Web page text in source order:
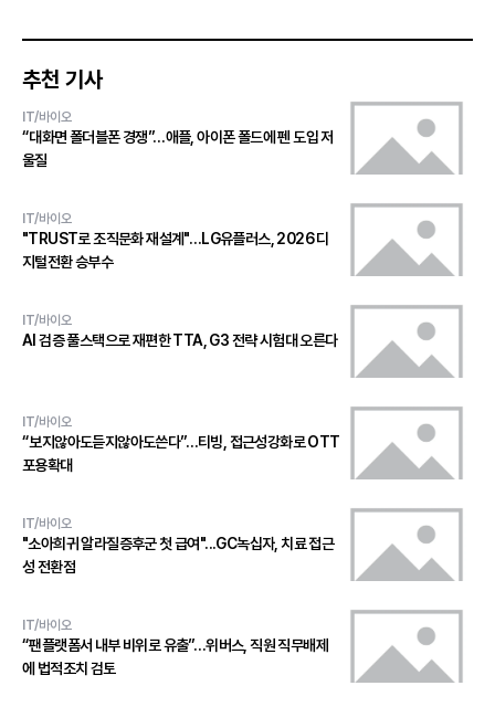
추천 기사
IT/바이오
“대화면 폴더블폰 경쟁”…애플, 아이폰 폴드에 펜 도입 저
울질
IT/바이오
"TRUST로 조직문화 재설계"…LG유플러스, 2026 디
지털전환 승부수
IT/바이오
AI 검증 풀스택으로 재편한 TTA, G3 전략 시험대 오른다
IT/바이오
“보지않아도듣지않아도쓴다”…티빙, 접근성강화로 OTT
포용확대
IT/바이오
"소아희귀 알라질증후군 첫 급여"...GC녹십자, 치료 접근
성 전환점
IT/바이오
“팬플랫폼서 내부 비위로 유출”…위버스, 직원 직무배제
에 법적조치 검토